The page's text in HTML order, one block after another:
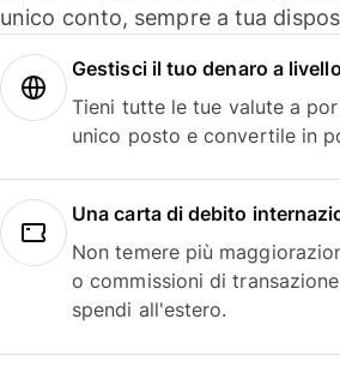
unico conto, sempre a tua
Gestisci il tuo denaro a
Tieni tutte le tue valute a
unico posto e convertile in
Una carta di debito
Non temere più
o commissioni di
spendi all'estero.